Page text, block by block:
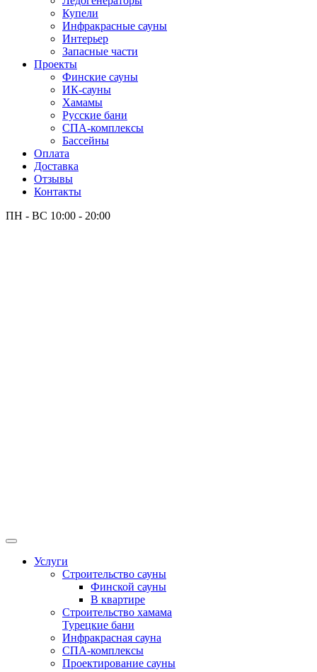
Купели
Инфракрасные сауны
Интерьер
Запасные части
Проекты
Финские сауны
ИК-сауны
Хамамы
Русские бани
СПА-комплексы
Бассейны
Оплата
Доставка
Отзывы
Контакты
ПН - ВС 10:00 - 20:00
Услуги
Строительство сауны
Финской сауны
В квартире
Строительство хамама
Турецкие бани
Инфракрасная сауна
СПА-комплексы
Проектирование сауны